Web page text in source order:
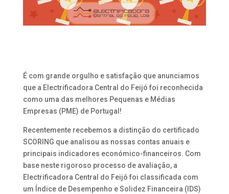
É com grande orgulho e satisfação que anunciamos
que a Electrificadora Central do Feijó foi reconhecida
como uma das melhores Pequenas e Médias
Empresas (PME) de Portugal!
Recentemente recebemos a distinção do certificado
SCORING que analisou as nossas contas anuais e
principais indicadores económico-financeiros. Com
base neste rigoroso processo de avaliação, a
Electrificadora Central do Feijó foi classificada com
um Índice de Desempenho e Solidez Financeira (IDS)